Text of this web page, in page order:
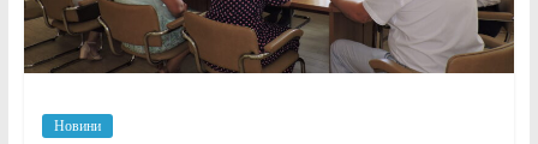
Новини